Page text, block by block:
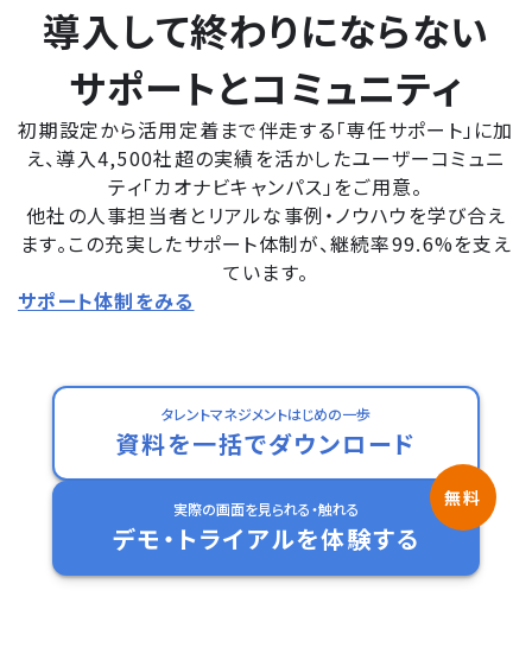
導入して終わりにならない
サポートとコミュニティ
初期設定から活用定着まで伴走する「専任サポート」に加
え、導入4,500社超の実績を活かしたユーザーコミュニ
ティ「カオナビキャンパス」をご用意。
他社の人事担当者とリアルな事例・ノウハウを学び合え
ます。この充実したサポート体制が、継続率99.6%を支え
ています。
サポート体制をみる
タレントマネジメントはじめの一歩
資料を一括でダウンロード
実際の画面を見られる・触れる
デモ・トライアルを体験する